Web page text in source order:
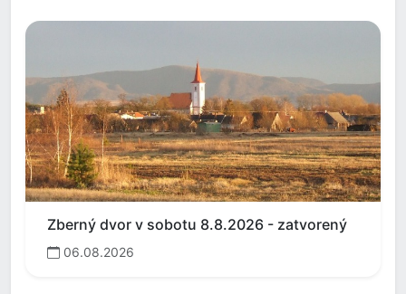
Zberný dvor v sobotu 8.8.2026 - zatvorený
06.08.2026